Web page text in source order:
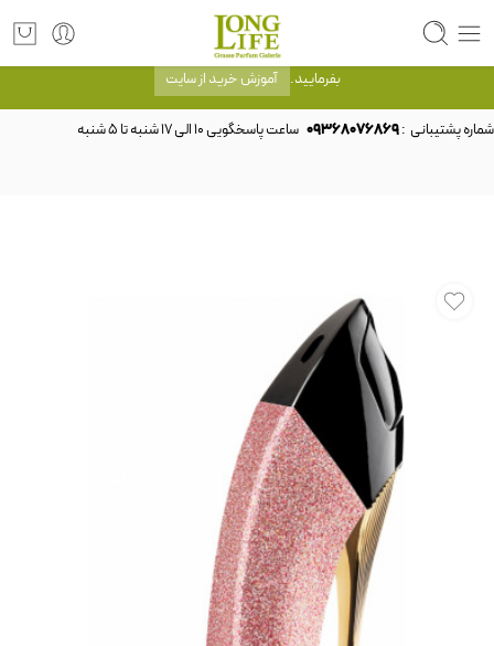
توجه! برند لانگ لایف رایحه های معروف را با شیشه و بسته بندی خود شرکت لانگ لایف
عرضه می کند.که با انتخاب حجم هر ادکلنی می توانید شیشه و بسته بندی را ملاحظه
بفرمایید. آموزش خرید از سایت
شماره پشتیبانی :09368076869